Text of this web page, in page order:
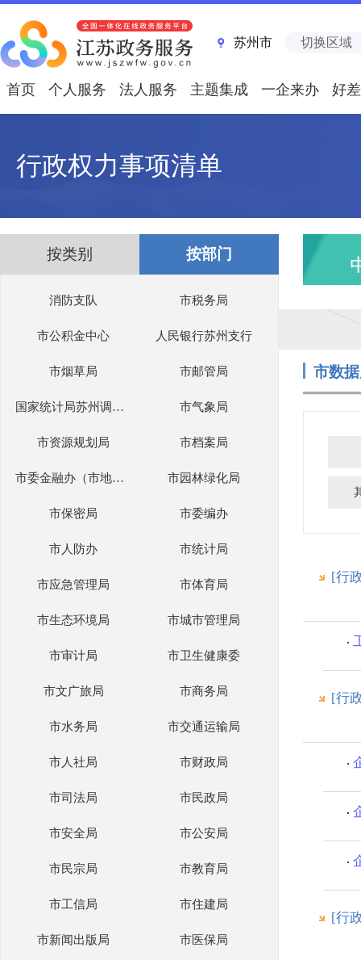
苏州市 切换区域
首页 个人服务 法人服务 主题集成 一企来办 好
行政权力事项清单
按类别 按部门
消防支队 市税务局
市公积金中心 人民银行苏州支行
市烟草局 市邮管局
国家统计局苏州调查队 市气象局
市资源规划局 市档案局
市委金融办（市地方金融管理局） 市园林绿化局
市保密局 市委编办
市人防办 市统计局
市应急管理局 市体育局
市生态环境局 市城市管理局
市审计局 市卫生健康委
市文广旅局 市商务局
市水务局 市交通运输局
市人社局 市财政局
市司法局 市民政局
市安全局 市公安局
市民宗局 市教育局
市工信局 市住建局
市新闻出版局 市医保局
市数
[行
[行
[行